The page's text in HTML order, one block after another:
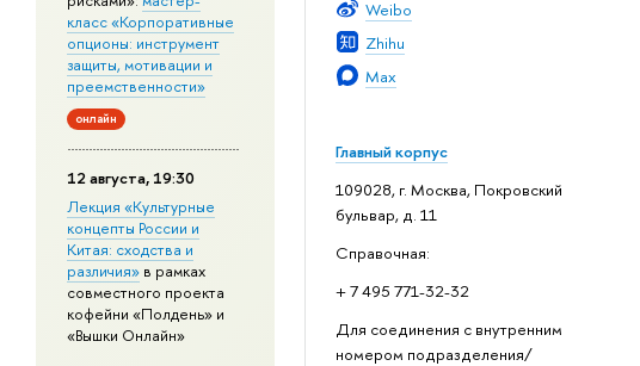
Weibo
Zhihu
Max
Главный корпус
109028, г. Москва, Покровский
бульвар, д. 11
Справочная:
+ 7 495 771-32-32
Для соединения с внутренним
номером подразделения/
класс «Корпоративные
опционы: инструмент
защиты, мотивации и
преемственности»
онлайн
12 августа, 19:30
Лекция «Культурные
концепты России и
Китая: сходства и
различия»в рамках
совместного проекта
кофейни «Полдень» и
«Вышки Онлайн»